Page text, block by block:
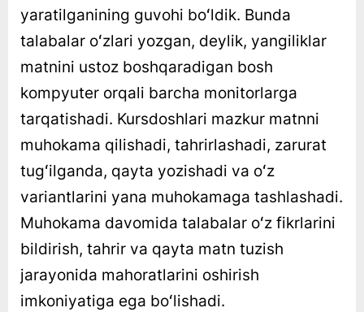
yaratilganining guvohi boʻldik. Bunda
talabalar oʻzlari yozgan, deylik, yangiliklar
matnini ustoz boshqaradigan bosh
kompyuter orqali barcha monitorlarga
tarqatishadi. Kursdoshlari mazkur matnni
muhokama qilishadi, tahrirlashadi, zarurat
tugʻilganda, qayta yozishadi va oʻz
variantlarini yana muhokamaga tashlashadi.
Muhokama davomida talabalar oʻz fikrlarini
bildirish, tahrir va qayta matn tuzish
jarayonida mahoratlarini oshirish
imkoniyatiga ega boʻlishadi.